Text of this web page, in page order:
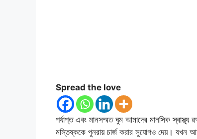
Spread the love
পর্যাপ্ত এবং মানসম্মত ঘুম আমাদের মানসিক
মস্তিষ্ককে পুনরায় চার্জ করার সুযোগও দেয়। যখন